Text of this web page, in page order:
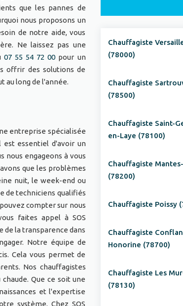
que les pannes de
nous proposons un
de notre aide, vous
Ne laissez pas une
07 55 54 72 00pour un
offrir des solutions de
au long de l'année.
entreprise spécialisée
est essentiel d'avoir un
engageons à vous
que les problèmes
nuit, le week-end ou
de techniciens qualifiés
compter sur nous
faites appel à SOS
la transparence dans
Notre équipe de
Cela vous permet de
Nos chauffagistes
Que ce soit une
et l'expertise
système. Chez SOS
Chauffagiste
(78000)
Chauffagiste
(78500)
Chauffagiste Saint-
en-Laye (78100)
Chauffagiste
(78200)
Chauffagiste Poissy
Chauffagiste
Honorine (78700)
Chauffagiste Les
(78130)